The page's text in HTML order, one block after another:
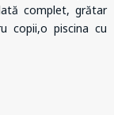
complet, grătar
copii,o piscina cu